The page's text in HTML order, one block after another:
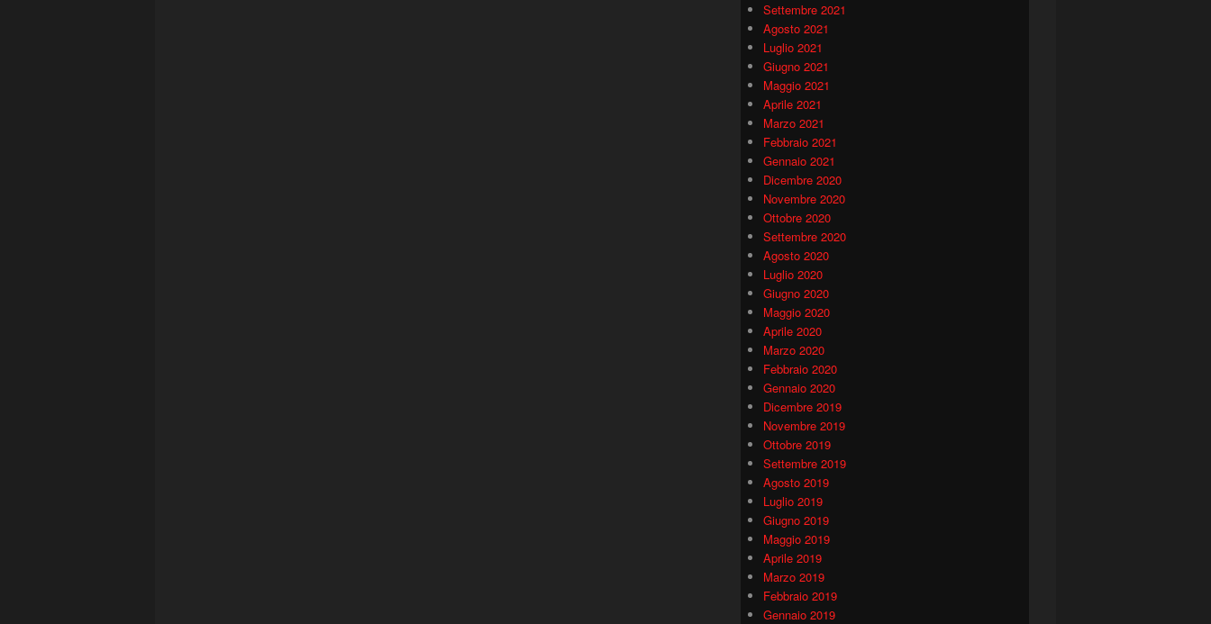
Settembre 2021
Agosto 2021
Luglio 2021
Giugno 2021
Maggio 2021
Aprile 2021
Marzo 2021
Febbraio 2021
Gennaio 2021
Dicembre 2020
Novembre 2020
Ottobre 2020
Settembre 2020
Agosto 2020
Luglio 2020
Giugno 2020
Maggio 2020
Aprile 2020
Marzo 2020
Febbraio 2020
Gennaio 2020
Dicembre 2019
Novembre 2019
Ottobre 2019
Settembre 2019
Agosto 2019
Luglio 2019
Giugno 2019
Maggio 2019
Aprile 2019
Marzo 2019
Febbraio 2019
Gennaio 2019